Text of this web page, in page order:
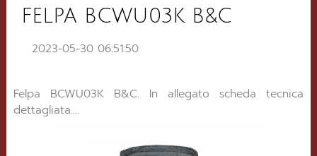
FELPA BCWU03K B&C
2023-05-30 06:51:50
Felpa BCWU03K B&C. In allegato scheda tecnica
dettagliata....